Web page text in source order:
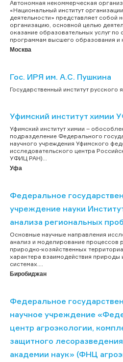
Автономная некоммерческая
«Национальный институт
деятельности» представляет собой
организацию, основной целью
оказание образовательных услуг по
программам высшего образования и
Москва
Гос. ИРЯ им. А.С. Пушкина
Государственный институт русского
Уфимский институт химии
Уфимский институт химии –
подразделение Федерального
научного учреждения Уфимского
исследовательского центра
УФИЦ РАН)...
Уфа
Федеральное
учреждение науки
анализа региональных
Основные научные направления
анализ и моделирование процессов
природно-хозяйственных
характера взаимодействия природы
системах....
Биробиджан
Федеральное
научное учреждение
центр агроэкологии,
защитного
академии наук» (ФНЦ